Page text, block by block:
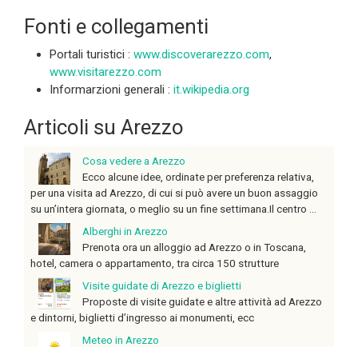
Fonti e collegamenti
Portali turistici : www.discoverarezzo.com,
www.visitarezzo.com
Informarzioni generali : it.wikipedia.org
Articoli su Arezzo
Cosa vedere a Arezzo
Ecco alcune idee, ordinate per preferenza relativa,
per una visita ad Arezzo, di cui si può avere un buon assaggio
su un’intera giornata, o meglio su un fine settimana.Il centro ...
Alberghi in Arezzo
Prenota ora un alloggio ad Arezzo o in Toscana,
hotel, camera o appartamento, tra circa 150 strutture
Visite guidate di Arezzo e biglietti
Proposte di visite guidate e altre attività ad Arezzo
e dintorni, biglietti d’ingresso ai monumenti, ecc
Meteo in Arezzo